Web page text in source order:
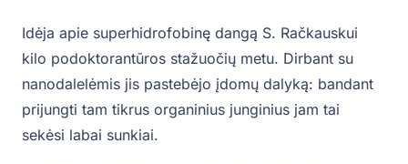
Idėja apie superhidrofobinę dangą S. Račkauskui
kilo podoktorantūros stažuočių metu. Dirbant su
nanodalelėmis jis pastebėjo įdomų dalyką: bandant
prijungti tam tikrus organinius junginius jam tai
sekėsi labai sunkiai.